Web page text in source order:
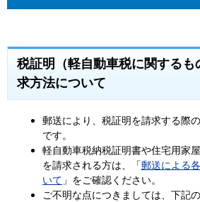
税証明（軽自動車税に関するも
求方法について
郵送により、税証明を請求する際
です。
軽自動車税納税証明書や住宅用家
を請求される方は、「郵送による
いて 」をご確認ください。
ご不明な点につきましては、下記